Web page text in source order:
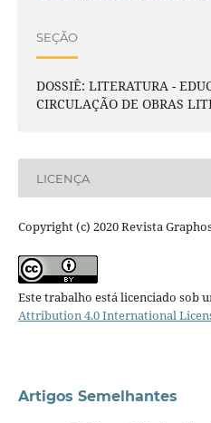
SEÇÃO
DOSSIÊ: LITERATURA -
CIRCULAÇÃO DE OBRAS
LICENÇA
Copyright (c) 2020 Revista
Este trabalho está licenciado sob
Attribution 4.0 International
Artigos Semelhantes